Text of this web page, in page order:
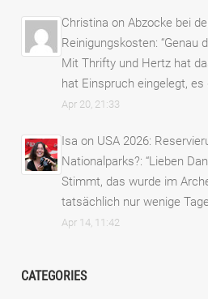
Christina onAbzocke bei
Reinigungskosten: “Genau
Mit Thrifty und Hertz hat
hat Einspruch eingelegt, es
Apr 20, 21:33
Isa on USA 2026:
Nationalparks?: “Lieben
Stimmt, das wurde im
tatsächlich nur wenige
Apr 14, 11:42
CATEGORIES